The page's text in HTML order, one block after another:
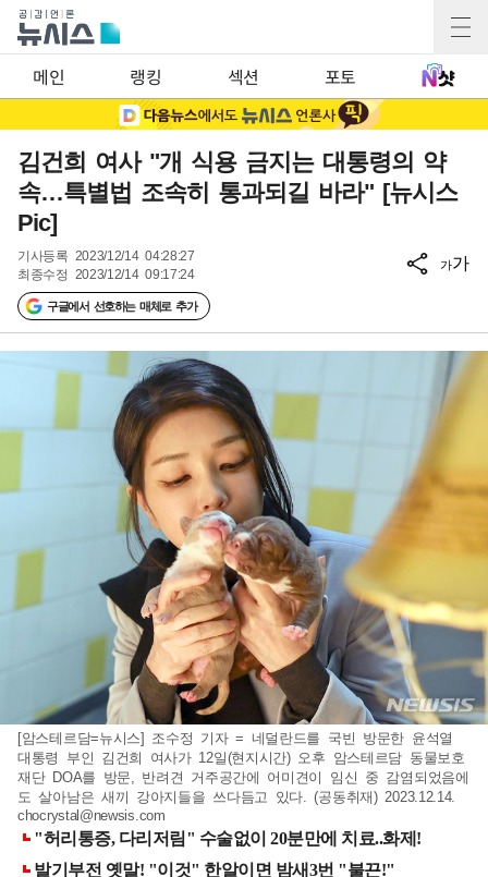
메인 랭킹 섹션 포토
김건희 여사 "개 식용 금지는 대통령의 약
속…특별법 조속히 통과되길 바라" [뉴시스
Pic]
기사등록 2023/12/14 04:28:27
최종수정 2023/12/14 09:17:24
구글에서 선호하는 매체로 추가
가가
[암스테르담=뉴시스] 조수정 기자 = 네덜란드를 국빈 방문한 윤석열
대통령 부인 김건희 여사가 12일(현지시간) 오후 암스테르담 동물보호
재단 DOA를 방문, 반려견 거주공간에 어미견이 임신 중 감염되었음에
도 살아남은 새끼 강아지들을 쓰다듬고 있다. (공동취재) 2023.12.14.
chocrystal@newsis.com